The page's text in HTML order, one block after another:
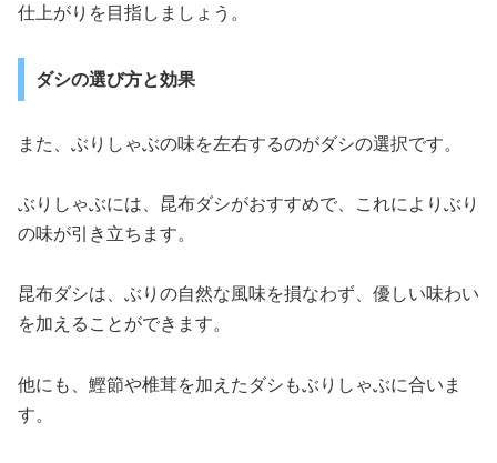
仕上がりを目指しましょう。
ダシの選び方と効果
また、ぶりしゃぶの味を左右するのがダシの選択です。
ぶりしゃぶには、昆布ダシがおすすめで、これによりぶり
の味が引き立ちます。
昆布ダシは、ぶりの自然な風味を損なわず、優しい味わい
を加えることができます。
他にも、鰹節や椎茸を加えたダシもぶりしゃぶに合いま
す。